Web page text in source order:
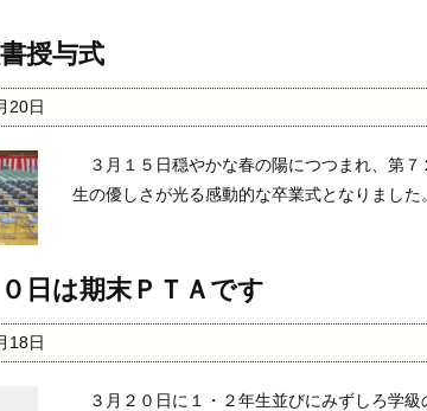
授与式
20日
３月１５日穏やかな春の陽につつまれ、第
生の優しさが光る感動的な卒業式となりました
日は期末ＰＴＡです
18日
３月２０日に１・２年生並びにみずしろ学級